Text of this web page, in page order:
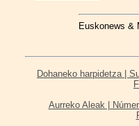
Euskonews &
Dohaneko harpidetza |
Aurreko Aleak |